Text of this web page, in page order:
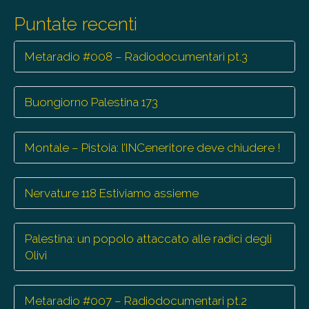
Puntate recenti
Metaradio #008 – Radiodocumentari pt.3
Buongiorno Palestina 173
Montale – Pistoia: l’INCeneritore deve chiudere !
Nervature 118 Estiviamo assieme
Palestina: un popolo attaccato alle radici degli
Olivi
Metaradio #007 – Radiodocumentari pt.2